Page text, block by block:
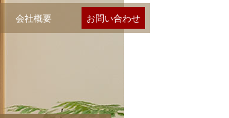
会社概要 お問い合わせ